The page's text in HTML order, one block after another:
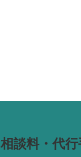
相談料・代行